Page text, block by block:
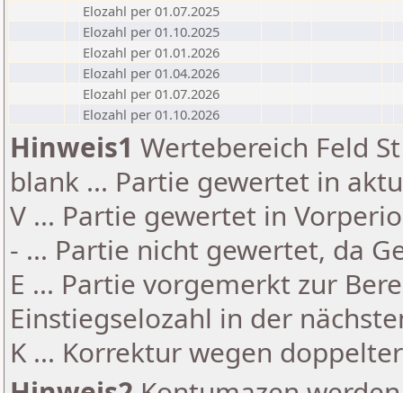
Elozahl per 01.07.2025
Elozahl per 01.10.2025
Elozahl per 01.01.2026
Elozahl per 01.04.2026
Elozahl per 01.07.2026
Elozahl per 01.10.2026
Hinweis1 Wertebereich Feld
blank ... Partie gewertet in
V ... Partie gewertet in
- ... Partie nicht gewertet, da
E ... Partie vorgemerkt zur
Einstiegselozahl in der
K ... Korrektur wegen